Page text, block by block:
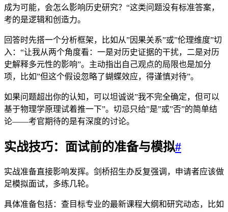
成为可能，会怎么影响历史研究？“这类问题没有标准答案，
考的是逻辑和创造力。
回答时先搭一个分析框架，比如从”因果关系”或”伦理维度”切
入：“让我从两个角度看：一是对历史证据的干扰，二是对历
史解释多元性的影响”。主动指出自己观点的局限也是加分
项，比如”但这个假设忽略了蝴蝶效应，得谨慎对待”。
如果问题超出你的认知，可以坦诚说”我不完全确定，但可以
基于物理学原理试着推一下”。切忌只给”是”或”否”的简单结
论——考官期待的是有深度的讨论。
实战技巧：面试前的准备与模拟#
实战准备直接影响发挥。剑桥招生办反复强调，申请者应该做
足模拟面试，多练几轮。
具体准备包括：查目标专业的最新课程大纲和研究动态，比如